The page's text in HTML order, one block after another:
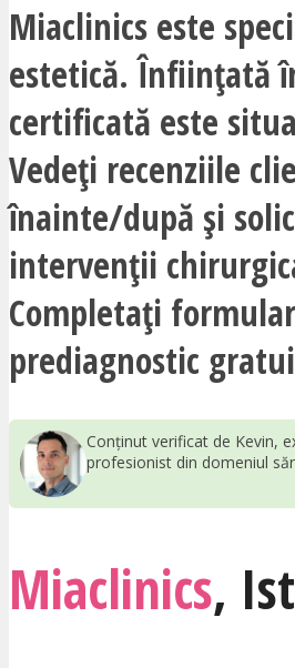
Miaclinics este
estetică. Înființată
certificată este
Vedeți recenziile
înainte/după și
intervenții
Completați
prediagnostic
Conținut verificat de Kevin,
profesionist din domeniul
Miaclinics,